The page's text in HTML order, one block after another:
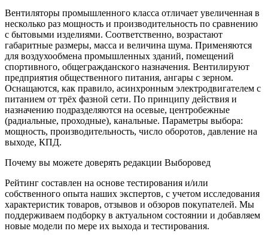
Вентиляторы промышленного класса отличает увеличенная в
несколько раз мощность и производительность по сравнению
с бытовыми изделиями. Соответственно, возрастают
габаритные размеры, масса и величина шума. Применяются
для воздухообмена промышленных зданий, помещений
спортивного, общегражданского назначения. Вентилируют
предприятия общественного питания, ангары с зерном.
Оснащаются, как правило, асинхронным электродвигателем с
питанием от трёх фазной сети. По принципу действия и
назначению подразделяются на осевые, центробежные
(радиальные, проходные), канальные. Параметры выбора:
мощность, производительность, число оборотов, давление на
выходе, КПД.
Почему вы можете доверять редакции Выборовед
Рейтинг составлен на основе тестирования и/или
собственного опыта наших экспертов, с учетом исследования
характеристик товаров, отзывов и обзоров покупателей. Мы
поддерживаем подборку в актуальном состоянии и добавляем
новые модели по мере их выхода и тестирования.